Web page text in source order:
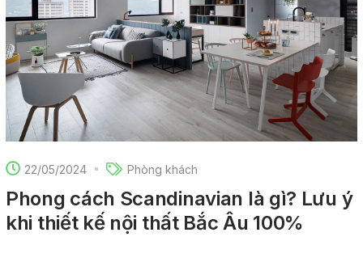
22/05/2024 Phòng khách
Phong cách Scandinavian là gì? Lưu ý
khi thiết kế nội thất Bắc Âu 100%